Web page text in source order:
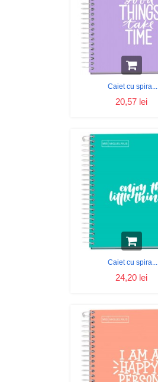
Caiet cu spira...
20,57 lei
Caiet cu spira...
24,20 lei